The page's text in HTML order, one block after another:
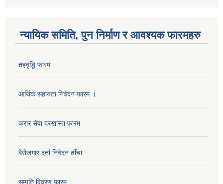
न्यायिक समिति, पुन निर्माण र आवश्यक फारमहरु
तहवृद्धि फारम
आर्थिक सहायता निवेदन फारम ।
करार सेवा दरखास्त फारम
बेरोजगार दर्ता निवेदन ढाँचा
सम्पति विवरण फारम